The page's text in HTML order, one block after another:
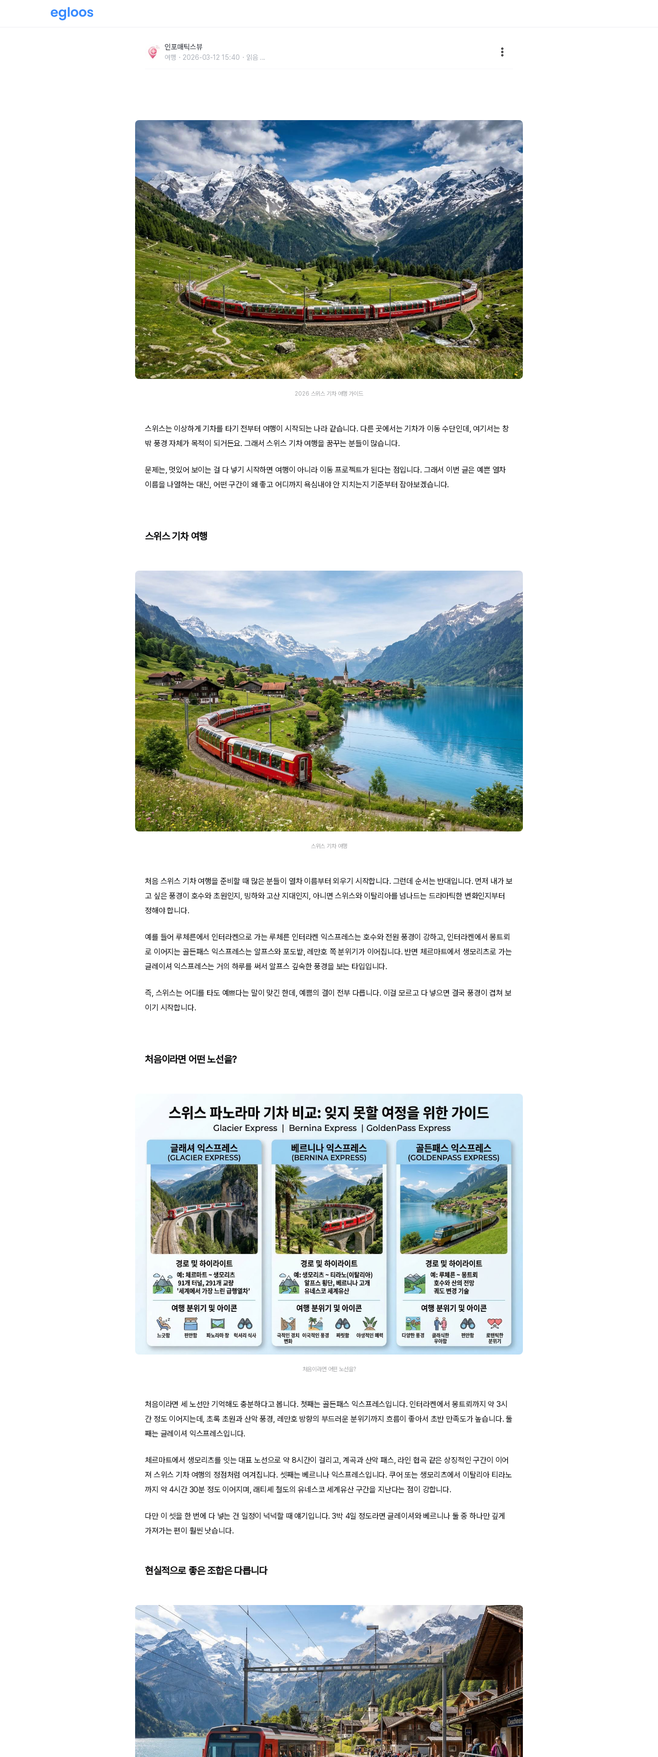
인포매틱스뷰
여행 2026-03-12 15:40 읽음 ...
2026 스위스 기차 여행 가이드
스위스는 이상하게 기차를 타기 전부터 여행이 시작되는 나라 같습니다. 다른 곳에서는 기차가 이동 수단인데, 여기서는 창
밖 풍경 자체가 목적이 되거든요. 그래서 스위스 기차 여행을 꿈꾸는 분들이 많습니다.
문제는, 멋있어 보이는 걸 다 넣기 시작하면 여행이 아니라 이동 프로젝트가 된다는 점입니다. 그래서 이번 글은 예쁜 열차
이름을 나열하는 대신, 어떤 구간이 왜 좋고 어디까지 욕심내야 안 지치는지 기준부터 잡아보겠습니다.
스위스 기차 여행
스위스 기차 여행
처음 스위스 기차 여행을 준비할 때 많은 분들이 열차 이름부터 외우기 시작합니다. 그런데 순서는 반대입니다. 먼저 내가 보
고 싶은 풍경이 호수와 초원인지, 빙하와 고산 지대인지, 아니면 스위스와 이탈리아를 넘나드는 드라마틱한 변화인지부터
정해야 합니다.
예를 들어 루체른에서 인터라켄으로 가는 루체른 인터라켄 익스프레스는 호수와 전원 풍경이 강하고, 인터라켄에서 몽트뢰
로 이어지는 골든패스 익스프레스는 알프스와 포도밭, 레만호 쪽 분위기가 이어집니다. 반면 체르마트에서 생모리츠로 가는
글레이셔 익스프레스는 거의 하루를 써서 알프스 깊숙한 풍경을 보는 타입입니다.
즉, 스위스는 어디를 타도 예쁘다는 말이 맞긴 한데, 예쁨의 결이 전부 다릅니다. 이걸 모르고 다 넣으면 결국 풍경이 겹쳐 보
이기 시작합니다.
처음이라면 어떤 노선을?
처음이라면 어떤 노선을?
처음이라면 세 노선만 기억해도 충분하다고 봅니다. 첫째는 골든패스 익스프레스입니다. 인터라켄에서 몽트뢰까지 약 3시
간 정도 이어지는데, 초록 초원과 산악 풍경, 레만호 방향의 부드러운 분위기까지 흐름이 좋아서 초반 만족도가 높습니다. 둘
째는 글레이셔 익스프레스입니다.
체르마트에서 생모리츠를 잇는 대표 노선으로 약 8시간이 걸리고, 계곡과 산악 패스, 라인 협곡 같은 상징적인 구간이 이어
져 스위스 기차 여행의 정점처럼 여겨집니다. 셋째는 베르니나 익스프레스입니다. 쿠어 또는 생모리츠에서 이탈리아 티라노
까지 약 4시간 30분 정도 이어지며, 래티셰 철도의 유네스코 세계유산 구간을 지난다는 점이 강합니다.
다만 이 셋을 한 번에 다 넣는 건 일정이 넉넉할 때 얘기입니다. 3박 4일 정도라면 글레이셔와 베르니나 둘 중 하나만 깊게
가져가는 편이 훨씬 낫습니다.
현실적으로 좋은 조합은 다릅니다